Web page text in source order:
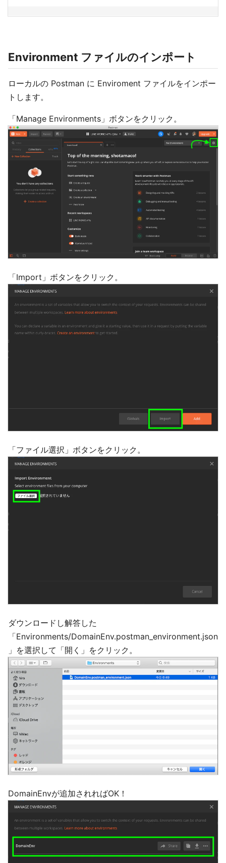
Environment ファイルのインポート
ローカルの Postman に Enviroment ファイルをインポー
トします。
「Manage Environments」ボタンをクリック。
「Import」ボタンをクリック。
「ファイル選択」ボタンをクリック。
ダウンロードし解答した
「Environments/DomainEnv.postman_environment.json
」を選択して「開く」をクリック。
DomainEnvが追加されればOK！